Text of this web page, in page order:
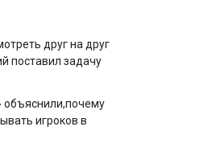
друг на друг
поставил задачу
объяснили,почему
игроков в